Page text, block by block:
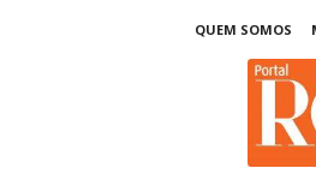
QUEM SOMOS